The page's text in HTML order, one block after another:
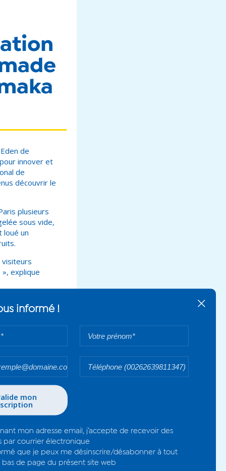
de
innover et
de
découvrir le
plusieurs
sous vide,
loué un
visiteurs
explique
car c’est la
les glaces et
à en
leur
conquérir le